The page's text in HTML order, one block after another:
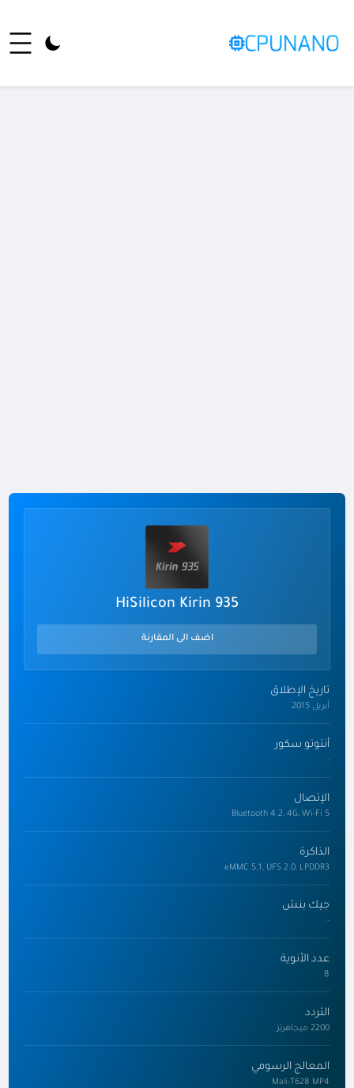
HiSilicon Kirin 935
اضف الى المقارنة
تاريخ الإطلاق
أبريل 2015
أنتوتو سكور
-
الإتصال
Bluetooth 4.2، 4G، Wi-Fi 5
الذاكرة
eMMC 5.1, UFS 2.0, LPDDR3
جيك بنش
-
عدد الأنوية
8
التردد
2200 ميجاهرتز
المعالج الرسومي
Mali-T628 MP4